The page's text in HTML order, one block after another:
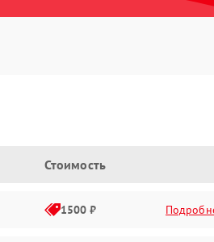
Стоимость
1500 ₽